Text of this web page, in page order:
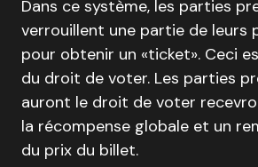
Dans ce système, les parties
verrouillent une partie de leurs
pour obtenir un «ticket». Ceci
du droit de voter. Les parties
auront le droit de voter
la récompense globale et un
du prix du billet.